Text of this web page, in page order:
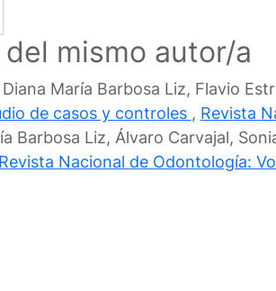
mismo autor/a
María Barbosa Liz, Flavio
de casos y controles , Revista
Barbosa Liz, Álvaro Carvajal,
Revista Nacional de Odontología: